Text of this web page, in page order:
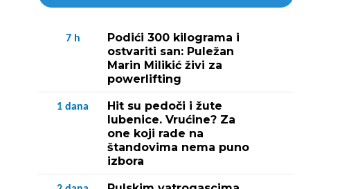
7 h
Podići 300 kilograma i
ostvariti san: Puležan
Marin Milikić živi za
powerlifting
1 dana
Hit su pedoči i žute
lubenice. Vrućine? Za
one koji rade na
štandovima nema puno
izbora